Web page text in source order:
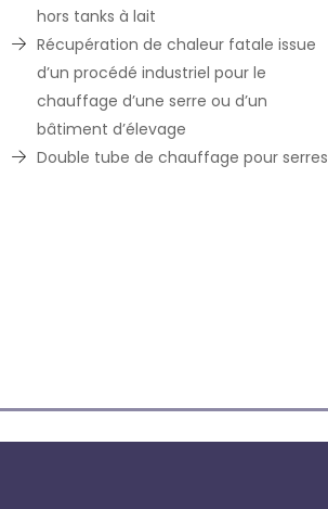
hors tanks à lait
Récupération de chaleur fatale issue
d’un procédé industriel pour le
chauffage d’une serre ou d’un
bâtiment d’élevage
Double tube de chauffage pour serres